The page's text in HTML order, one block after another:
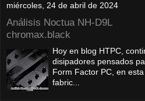
miércoles, 24 de abril de 2024
Análisis Noctua NH-D9L
chromax.black
Hoy en blog HTPC,
disipadores pensados
Form Factor PC, en
fabric...